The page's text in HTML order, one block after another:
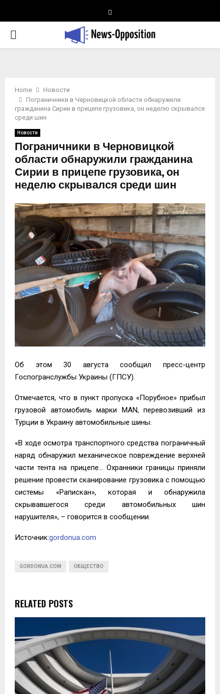
PRIMARY
Home
Новости
Пограничники в Черновицкой области обнаружили
гражданина Сирии в прицепе грузовика, он неделю скрывался
среди шин
Новости
Пограничники в Черновицкой
области обнаружили гражданина
Сирии в прицепе грузовика, он
неделю скрывался среди шин
Об этом 30 августа сообщил пресс-центр
Госпогранслужбы Украины (ГПСУ).
Отмечается, что в пункт пропуска «Порубное» прибыл
грузовой автомобиль марки MAN, перевозивший из
Турции в Украину автомобильные шины.
«В ходе осмотра транспортного средства пограничный
наряд обнаружил механическое повреждение верхней
части тента на прицепе… Охранники границы приняли
решение провести сканирование грузовика с помощью
системы «Рапискан», которая и обнаружила
скрывавшегося среди автомобильных шин
нарушителя», – говорится в сообщении.
Источник:gordonua.com
GORDONUA.COM ОБЩЕСТВО
RELATED POSTS